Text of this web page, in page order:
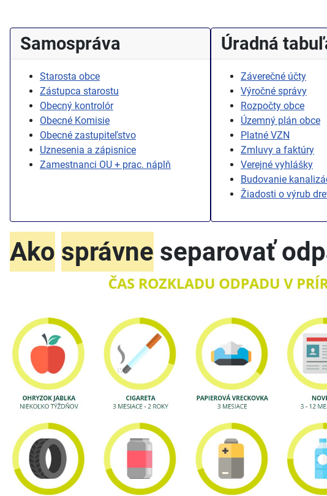
Samospráva
Starosta obce
Zástupca starostu
Obecný kontrolór
Obecné Komisie
Obecné zastupiteľstvo
Uznesenia a zápisnice
Zamestnanci OU + prac. náplň
Úradná
Záverečné účty
Výročné správy
Rozpočty obce
Územný plán obce
Platné VZN
Zmluvy a faktúry
Verejné vyhlášky
Budovanie
Žiadosti o výrub
Ako správne separovať